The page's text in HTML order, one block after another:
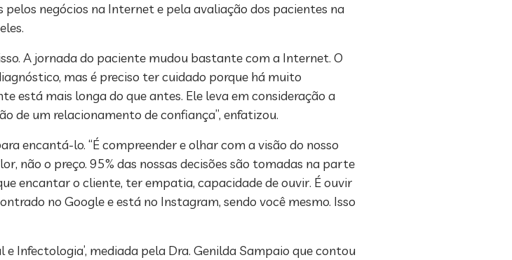
negócios na Internet e pela avaliação dos pacientes na
A jornada do paciente mudou bastante com a Internet. O
mas é preciso ter cuidado porque há muito
está mais longa do que antes. Ele leva em consideração a
de um relacionamento de confiança”, enfatizou.
encantá-lo. “É compreender e olhar com a visão do nosso
não o preço. 95% das nossas decisões são tomadas na parte
encantar o cliente, ter empatia, capacidade de ouvir. É ouvir
no Google e está no Instagram, sendo você mesmo. Isso
Infectologia’, mediada pela Dra. Genilda Sampaio que contou